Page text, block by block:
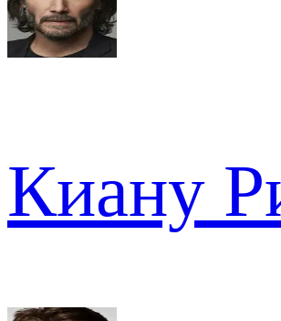
Киану